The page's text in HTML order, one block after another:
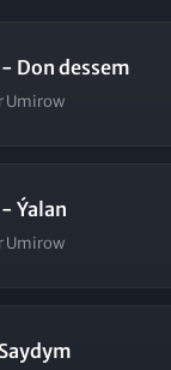
Don dessem
Umirow
Ýalan
Umirow